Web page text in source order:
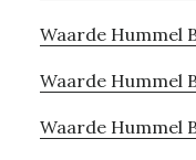
Waarde Hummel
Waarde Hummel
Waarde Hummel